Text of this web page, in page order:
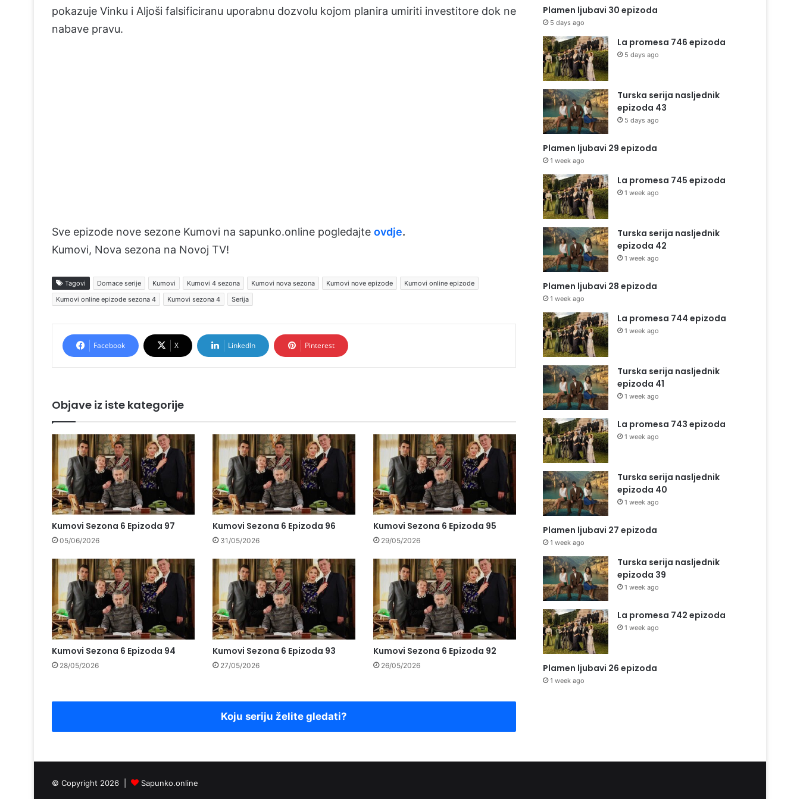
pokazuje Vinku i Aljoši falsificiranu uporabnu dozvolu kojom planira umiriti investitore dok ne
nabave pravu.
Sve epizode nove sezone Kumovi na sapunko.online pogledajte ovdje.
Kumovi, Nova sezona na Novoj TV!
Tagovi Domace serije Kumovi Kumovi 4 sezona Kumovi nova sezona Kumovi nove epizode
Kumovi online epizode
Kumovi online epizode sezona 4
Kumovi sezona 4 Serija
Facebook X LinkedIn Pinterest
Objave iz iste kategorije
Kumovi Sezona 6 Epizoda 97
05/06/2026
Kumovi Sezona 6 Epizoda 96
31/05/2026
Kumovi Sezona 6 Epizoda 95
29/05/2026
Kumovi Sezona 6 Epizoda 94
28/05/2026
Kumovi Sezona 6 Epizoda 93
27/05/2026
Kumovi Sezona 6 Epizoda 92
26/05/2026
Koju seriju želite gledati?
Plamen ljubavi 30 epizoda
5 days ago
La promesa 746 epizoda
5 days ago
Turska serija nasljednik
epizoda 43
5 days ago
Plamen ljubavi 29 epizoda
1 week ago
La promesa 745 epizoda
1 week ago
Turska serija nasljednik
epizoda 42
1 week ago
Plamen ljubavi 28 epizoda
1 week ago
La promesa 744 epizoda
1 week ago
Turska serija nasljednik
epizoda 41
1 week ago
La promesa 743 epizoda
1 week ago
Turska serija nasljednik
epizoda 40
1 week ago
Plamen ljubavi 27 epizoda
1 week ago
Turska serija nasljednik
epizoda 39
1 week ago
La promesa 742 epizoda
1 week ago
Plamen ljubavi 26 epizoda
1 week ago
© Copyright 2026 | Sapunko.online